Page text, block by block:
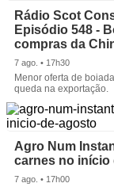
Rádio Scot
Episódio 548 -
compras da
7 ago. • 17h30
Menor oferta de
queda na exportação.
Agro Num
carnes no início
7 ago. • 17h00